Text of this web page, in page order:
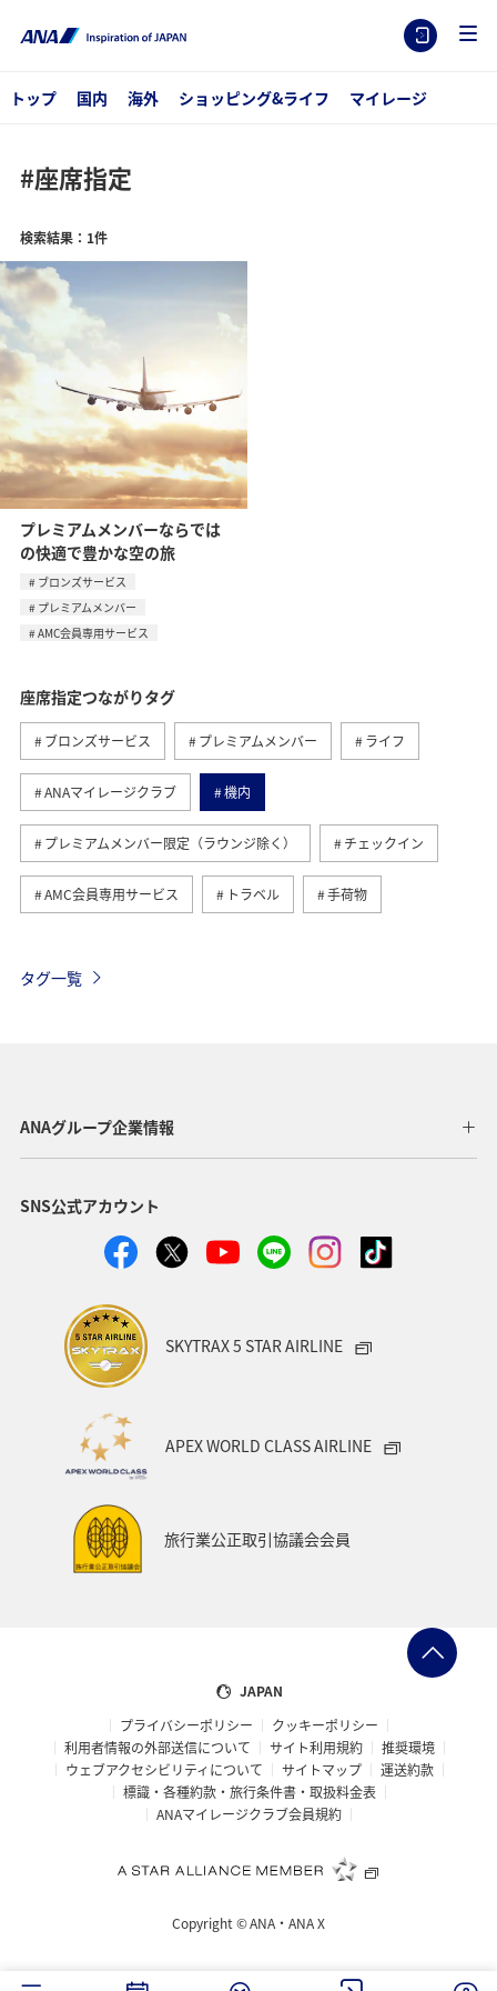
トップ 国内 海外 ショッピング&ライフ マイレージ
#座席指定
検索結果：1件
プレミアムメンバーならでは
の快適で豊かな空の旅
ブロンズサービス
プレミアムメンバー
AMC会員専用サービス
座席指定つながりタグ
ブロンズサービス プレミアムメンバー ライフ
ANAマイレージクラブ 機内
プレミアムメンバー限定（ラウンジ除く） チェックイン
AMC会員専用サービス トラベル 手荷物
タグ一覧
ANAグループ企業情報
SNS公式アカウント
SKYTRAX 5 STAR AIRLINE
APEX WORLD CLASS AIRLINE
旅行業公正取引協議会会員
JAPAN
プライバシーポリシー
クッキーポリシー
利用者情報の外部送信について
サイト利用規約
推奨環境
ウェブアクセシビリティについて
サイトマップ
運送約款
標識・各種約款・旅行条件書・取扱料金表
ANAマイレージクラブ会員規約
Copyright ©ANA・ANA X